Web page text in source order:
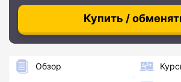
Купить /
Обзор